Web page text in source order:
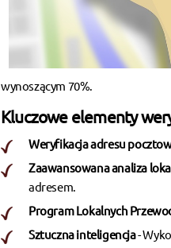
wynoszącym 70%.
Kluczowe elementy
Weryfikacja adresu
Zaawansowana analiza
adresem.
Program Lokalnych
Sztuczna inteligencja-